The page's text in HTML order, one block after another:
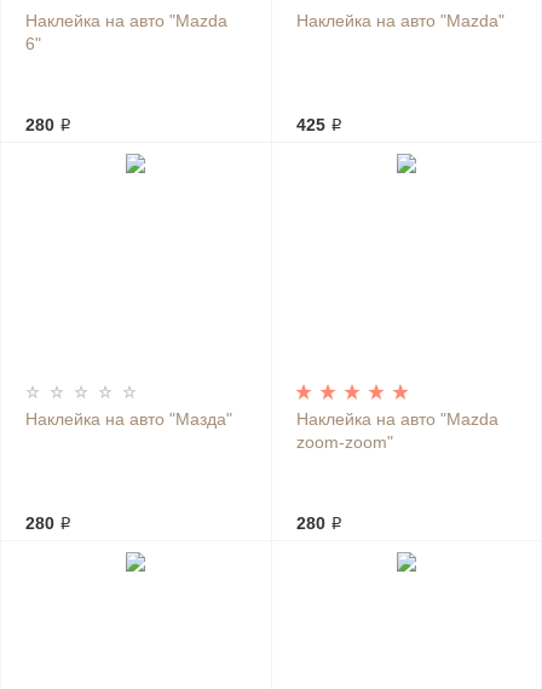
Наклейка на авто "Mazda
6"
280 ₽
Наклейка на авто "Mazda"
425 ₽
Наклейка на авто "Мазда"
280 ₽
Наклейка на авто "Mazda
zoom-zoom"
280 ₽